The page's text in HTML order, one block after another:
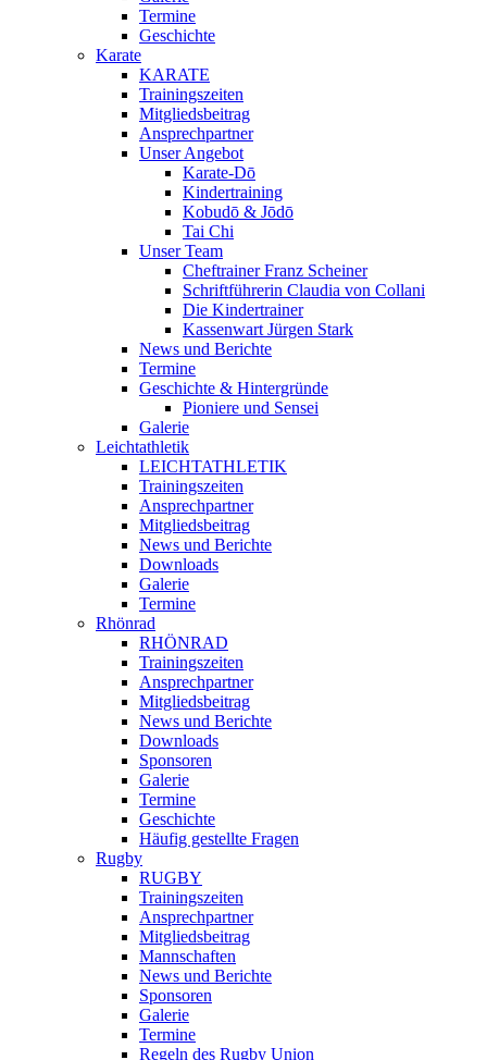
Termine
Geschichte
Karate
KARATE
Trainingszeiten
Mitgliedsbeitrag
Ansprechpartner
Unser Angebot
Karate-Dō
Kindertraining
Kobudō & Jōdō
Tai Chi
Unser Team
Cheftrainer Franz Scheiner
Schriftführerin Claudia von Collani
Die Kindertrainer
Kassenwart Jürgen Stark
News und Berichte
Termine
Geschichte & Hintergründe
Pioniere und Sensei
Galerie
Leichtathletik
LEICHTATHLETIK
Trainingszeiten
Ansprechpartner
Mitgliedsbeitrag
News und Berichte
Downloads
Galerie
Termine
Rhönrad
RHÖNRAD
Trainingszeiten
Ansprechpartner
Mitgliedsbeitrag
News und Berichte
Downloads
Sponsoren
Galerie
Termine
Geschichte
Häufig gestellte Fragen
Rugby
RUGBY
Trainingszeiten
Ansprechpartner
Mitgliedsbeitrag
Mannschaften
News und Berichte
Sponsoren
Galerie
Termine
Regeln des Rugby Union